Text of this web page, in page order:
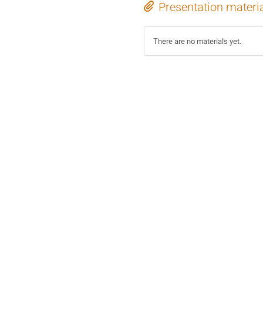
Presentation
There are no materials yet.